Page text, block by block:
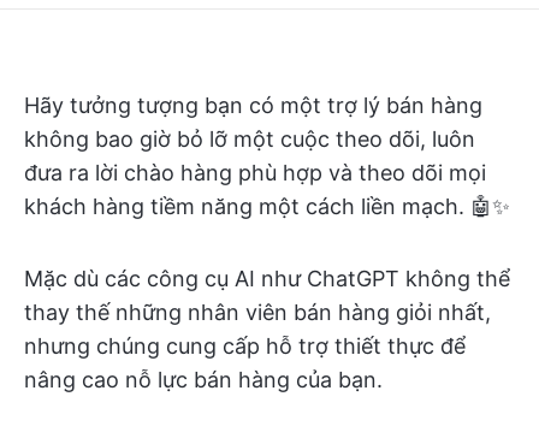
Hãy tưởng tượng bạn có một trợ lý bán hàng
không bao giờ bỏ lỡ một cuộc theo dõi, luôn
đưa ra lời chào hàng phù hợp và theo dõi mọi
khách hàng tiềm năng một cách liền mạch. 🤖✨
Mặc dù các công cụ AI như ChatGPT không thể
thay thế những nhân viên bán hàng giỏi nhất,
nhưng chúng cung cấp hỗ trợ thiết thực để
nâng cao nỗ lực bán hàng của bạn.